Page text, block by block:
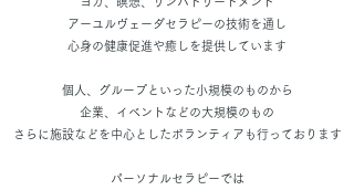
アーユルヴェーダセラピーの技術を通し
心身の健康促進や癒しを提供しています
個人、グループといった小規模のものから
企業、イベントなどの大規模のもの
さらに施設などを中心としたボランティアも行っております
パーソナルセラピーでは